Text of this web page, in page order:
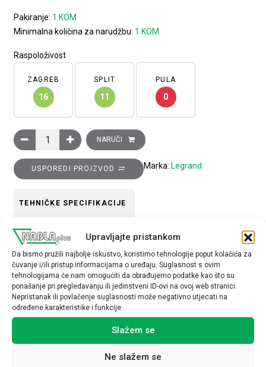
Upravljajte pristankom
Da bismo pružili najbolje iskustvo, koristimo tehnologije poput kolačića za
čuvanje i/ili pristup informacijama o uređaju. Suglasnost s ovim
tehnologijama će nam omogućiti da obrađujemo podatke kao što su
ponašanje pri pregledavanju ili jedinstveni ID-ovi na ovoj web stranici.
Nepristanak ili povlačenje suglasnosti može negativno utjecati na
određene karakteristike i funkcije.
Slažem se
Ne slažem se
Pakiranje: 1 KOM
Minimalna količina za narudžbu: 1 KOM
Raspoloživost
ZAGREB
16
SPLIT
11
PULA
0
Utičnica šuko sa zaštitom za djecu i poklopcem, bijela, 2P+E,
NARUČI
USPOREDI PROIZVOD Marka: Legrand
TEHNIČKE SPECIFIKACIJE
Tip uređaja
Utičnica
Povezani proizvodi